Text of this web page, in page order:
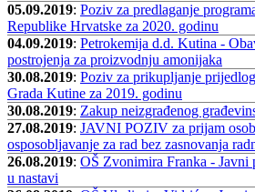
05.09.2019: Poziv za predlaganje
Republike Hrvatske za 2020. godinu
04.09.2019: Petrokemija d.d. Kutina -
postrojenja za proizvodnju amonijaka
30.08.2019: Poziv za prikupljanje
Grada Kutine za 2019. godinu
30.08.2019: Zakup neizgrađenog
27.08.2019: JAVNI POZIV za prijam
osposobljavanje za rad bez zasnovanja
26.08.2019: OŠ Zvonimira Franka - Javni
u nastavi